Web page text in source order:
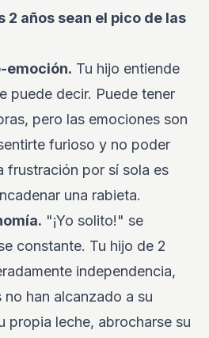
2 años sean el pico de las
emoción. Tu hijo entiende
puede decir. Puede tener
pero las emociones son
furioso y no poder
frustración por sí sola es
una rabieta.
"¡Yo solito!" se
constante. Tu hijo de 2
independencia,
han alcanzado a su
propia leche, abrocharse su